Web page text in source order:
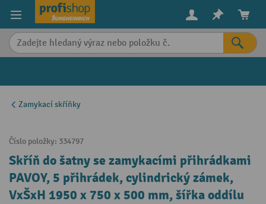
content
Zamykací skříňky
Číslo položky: 334797
Skříň do šatny se zamykacími přihrádkami
PAVOY, 5 přihrádek, cylindrický zámek,
VxŠxH 1950 x 750 x 500 mm, šířka oddílu